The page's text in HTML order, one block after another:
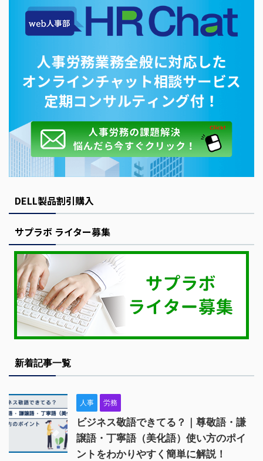
DELL製品割引購入
サプラボ ライター募集
新着記事一覧
人事 労務
ビジネス敬語できてる？｜尊敬語・謙
譲語・丁寧語（美化語）使い方のポイ
ントをわかりやすく簡単に解説！